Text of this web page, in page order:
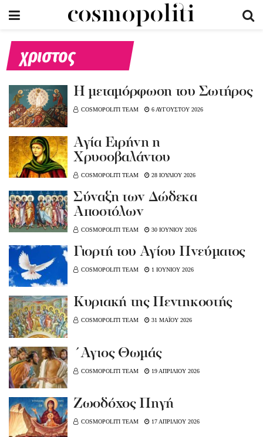
χριστος
Η μεταμόρφωση του Σωτήρος
COSMOPOLITI TEAM 6 ΑΥΓΟΥΣΤΟΥ 2026
Αγία Ειρήνη η
Χρυσοβαλάντου
COSMOPOLITI TEAM 28 ΙΟΥΛΙΟΥ 2026
Σύναξη των Δώδεκα
Αποστόλων
COSMOPOLITI TEAM 30 ΙΟΥΝΙΟΥ 2026
Γιορτή του Αγίου Πνεύματος
COSMOPOLITI TEAM 1 ΙΟΥΝΙΟΥ 2026
Κυριακή της Πεντηκοστής
COSMOPOLITI TEAM 31 ΜΑΪΟΥ 2026
΄Αγιος Θωμάς
COSMOPOLITI TEAM 19 ΑΠΡΙΛΙΟΥ 2026
Ζωοδόχος Πηγή
COSMOPOLITI TEAM 17 ΑΠΡΙΛΙΟΥ 2026